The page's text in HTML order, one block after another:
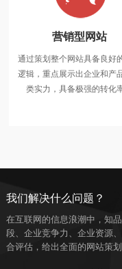
营销型网站
通过策划整个网站具备良好
逻辑，重点展示出企业和产
类实力，具备极强的转化
我们解决什么问题？
在互联网的信息浪潮中，知
段、企业竞争力、企业资源
合评估，给出全面的网站策划